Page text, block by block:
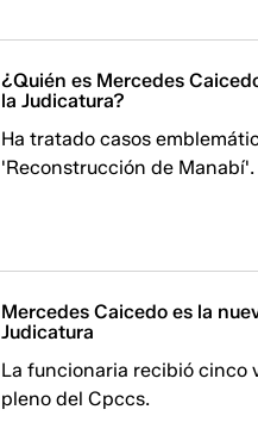
¿Quién es Mercedes
la Judicatura?
Ha tratado casos
'Reconstrucción de Manabí'.
Mercedes Caicedo es la
Judicatura
La funcionaria recibió cinco
pleno del Cpccs.